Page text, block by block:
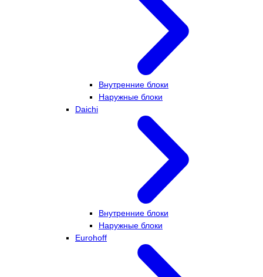
Внутренние блоки
Наружные блоки
Daichi
Внутренние блоки
Наружные блоки
Eurohoff